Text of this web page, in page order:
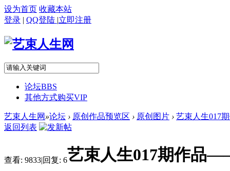
设为首页 收藏本站
登录 | QQ登陆 |立即注册
论坛BBS
其他方式购买VIP
艺束人生网 »论坛 › 原创作品预览区 › 原创图片 › 艺束人生017
返回列表
查看: 9833|回复: 6艺束人生017期作品